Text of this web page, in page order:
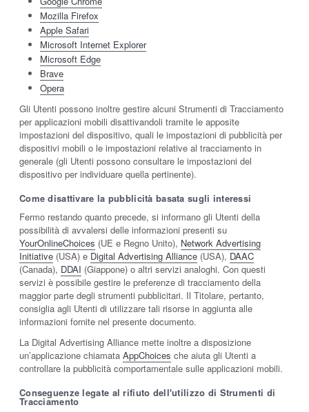
Mozilla Firefox
Apple Safari
Microsoft Internet Explorer
Microsoft Edge
Brave
Opera
Gli Utenti possono inoltre gestire alcuni Strumenti di Tracciamento
per applicazioni mobili disattivandoli tramite le apposite
impostazioni del dispositivo, quali le impostazioni di pubblicità per
dispositivi mobili o le impostazioni relative al tracciamento in
generale (gli Utenti possono consultare le impostazioni del
dispositivo per individuare quella pertinente).
Come disattivare la pubblicità basata sugli interessi
Fermo restando quanto precede, si informano gli Utenti della
possibilità di avvalersi delle informazioni presenti su
YourOnlineChoices (UE e Regno Unito), Network Advertising
Initiative (USA) e Digital Advertising Alliance (USA), DAAC
(Canada), DDAI (Giappone) o altri servizi analoghi. Con questi
servizi è possibile gestire le preferenze di tracciamento della
maggior parte degli strumenti pubblicitari. Il Titolare, pertanto,
consiglia agli Utenti di utilizzare tali risorse in aggiunta alle
informazioni fornite nel presente documento.
La Digital Advertising Alliance mette inoltre a disposizione
un’applicazione chiamata AppChoices che aiuta gli Utenti a
controllare la pubblicità comportamentale sulle applicazioni mobili.
Conseguenze legate al rifiuto dell'utilizzo di Strumenti di
Tracciamento